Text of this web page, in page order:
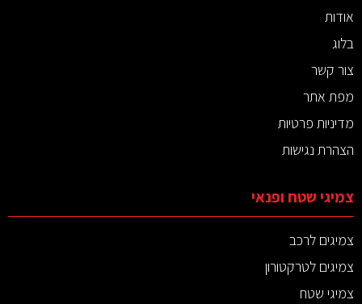
אודות
בלוג
צור קשר
מפת אתר
מדיניות פרטיות
הצהרת נגישות
צמיגי שטח ופנאי
צמיגים לרכב
צמיגים לטרקטורון
צמיגי שטח